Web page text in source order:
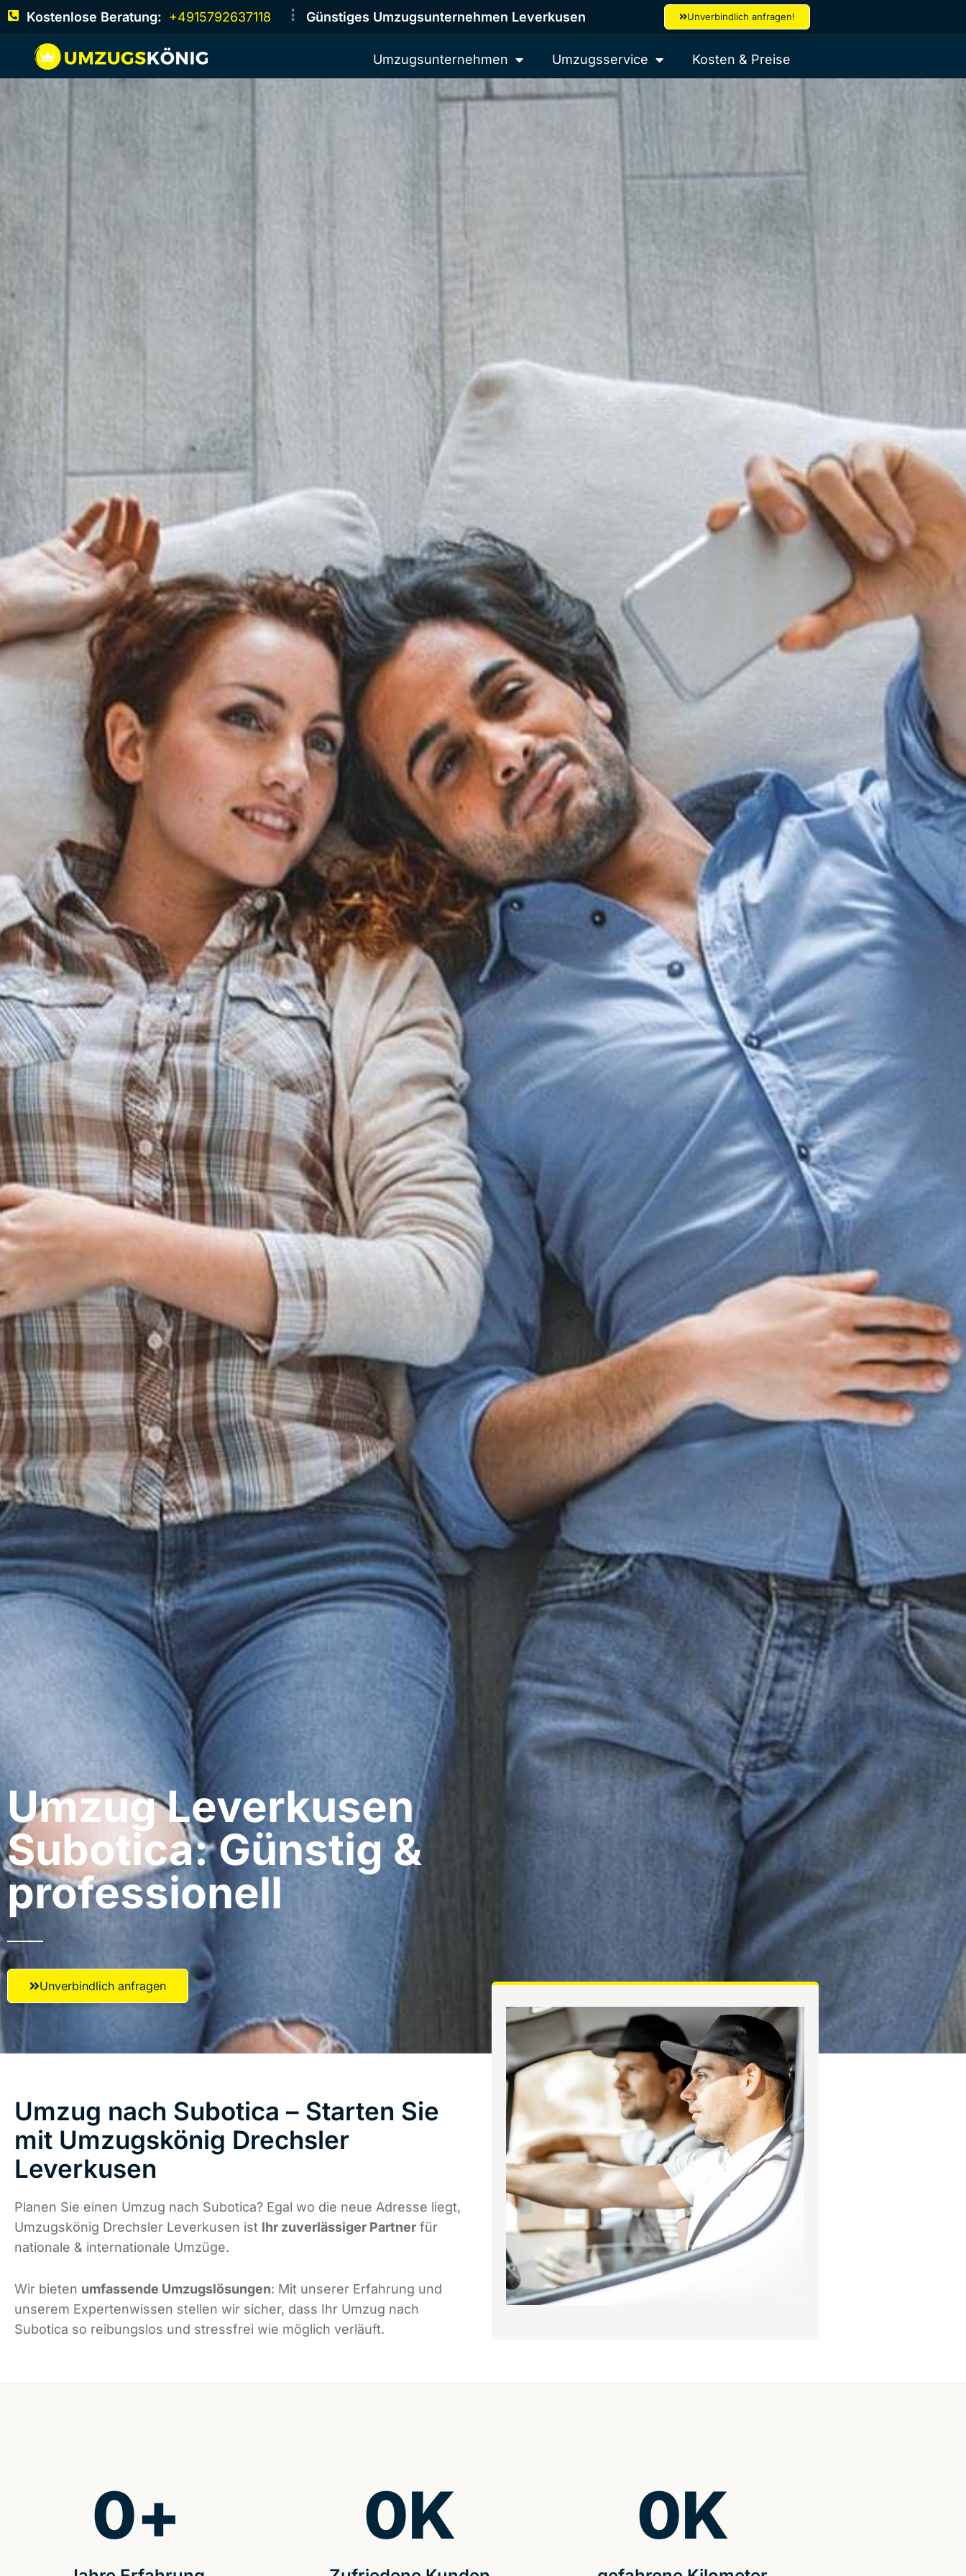
Kostenlose Beratung: +4915792637118 Günstiges Umzugsunternehmen Leverkusen Unverbindlich anfragen!
Umzugsunternehmen Umzugsservice Kosten & Preise
Umzug Leverkusen​
Subotica: Günstig &
professionell​
Unverbindlich anfragen
Umzug nach Subotica – Starten Sie
mit Umzugskönig Drechsler
Leverkusen
Planen Sie einen Umzug nach Subotica? Egal wo die neue Adresse liegt,
Umzugskönig Drechsler Leverkusen ist Ihr zuverlässiger Partner für
nationale & internationale Umzüge.
Wir bieten umfassende Umzugslösungen: Mit unserer Erfahrung und
unserem Expertenwissen stellen wir sicher, dass Ihr Umzug nach
Subotica so reibungslos und stressfrei wie möglich verläuft.
0+ 0K 0K